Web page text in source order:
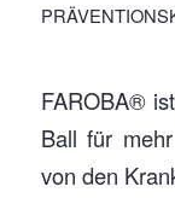
FAROBA®
Ball für
von den